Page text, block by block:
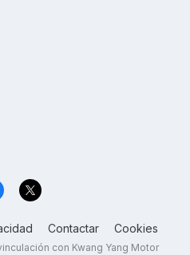
Contactar Cookies
con Kwang Yang Motor